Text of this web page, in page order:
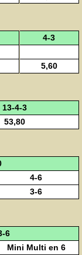
4-3
5,60
13-4-3
53,80
4-6
3-6
6
Mini Multi en 6